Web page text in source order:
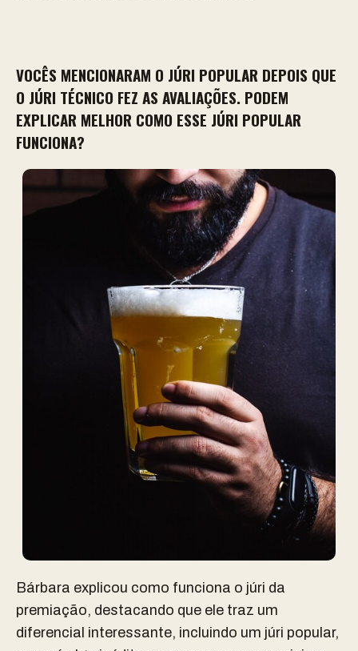
VOCÊS MENCIONARAM O JÚRI POPULAR DEPOIS QUE
O JÚRI TÉCNICO FEZ AS AVALIAÇÕES. PODEM
EXPLICAR MELHOR COMO ESSE JÚRI POPULAR
FUNCIONA?
Bárbara explicou como funciona o júri da
premiação, destacando que ele traz um
diferencial interessante, incluindo um júri popular,